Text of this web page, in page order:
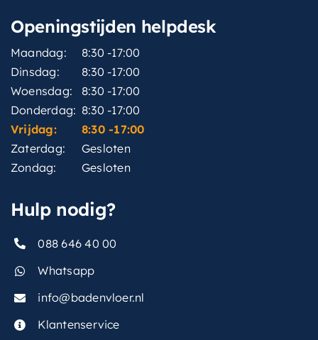
Openingstijden helpdesk
Maandag:
8:30 -17:00
Dinsdag:
8:30 -17:00
Woensdag:
8:30 -17:00
Donderdag: 8:30 -17:00
Vrijdag:
8:30 -17:00
Zaterdag:
Gesloten
Zondag:
Gesloten
Hulp nodig?
088 646 40 00
Whatsapp
info@badenvloer.nl
Klantenservice